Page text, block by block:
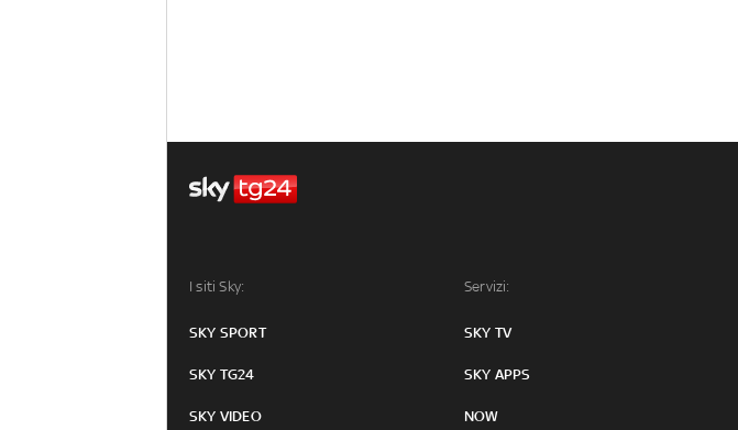
I siti Sky:
SKY SPORT
SKY TG24
SKY VIDEO
Servizi:
SKY TV
SKY APPS
NOW